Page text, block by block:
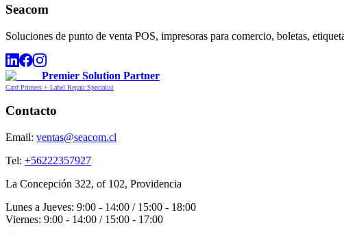
Seacom
Soluciones de punto de venta POS, impresoras para comercio, boletas,
Premier Solution Partner
Card Printers + Label Repair Specialist
Contacto
Email: ventas@seacom.cl
Tel: +56222357927
La Concepción 322, of 102, Providencia
Lunes a Jueves: 9:00 - 14:00 / 15:00 - 18:00
Viernes: 9:00 - 14:00 / 15:00 - 17:00